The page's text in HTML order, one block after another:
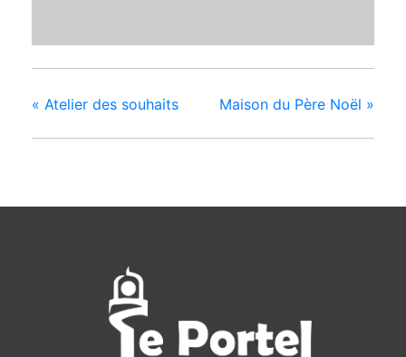
« Atelier des souhaits Maison du Père Noël »